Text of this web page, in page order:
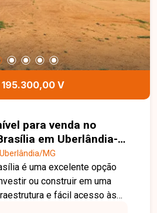
para toda a
completo e bem localizado.
agende sua visita!
195.300,00 V
para venda no
em Uberlândia-
MG
é uma excelente opção
ou construir em uma
e fácil acesso às